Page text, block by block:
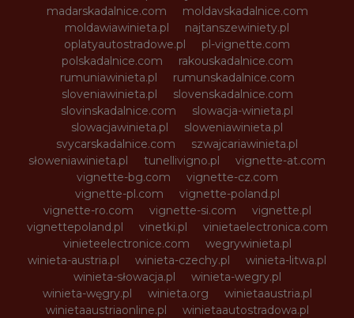
madarskadalnice.com
moldavskadalnice.com
moldawiawinieta.pl
najtanszewiniety.pl
oplatyautostradowe.pl
pl-vignette.com
polskadalnice.com
rakouskadalnice.com
rumuniawinieta.pl
rumunskadalnice.com
sloveniawinieta.pl
slovenskadalnice.com
slovinskadalnice.com
slowacja-winieta.pl
slowacjawinieta.pl
sloweniawinieta.pl
svycarskadalnice.com
szwajcariawinieta.pl
słoweniawinieta.pl
tunellivigno.pl
vignette-at.com
vignette-bg.com
vignette-cz.com
vignette-pl.com
vignette-poland.pl
vignette-ro.com
vignette-si.com
vignette.pl
vignettepoland.pl
vinetki.pl
vinietaelectronica.com
vinieteelectronice.com
wegrywinieta.pl
winieta-austria.pl
winieta-czechy.pl
winieta-litwa.pl
winieta-słowacja.pl
winieta-wegry.pl
winieta-węgry.pl
winieta.org
winietaaustria.pl
winietaaustriaonline.pl
winietaautostradowa.pl